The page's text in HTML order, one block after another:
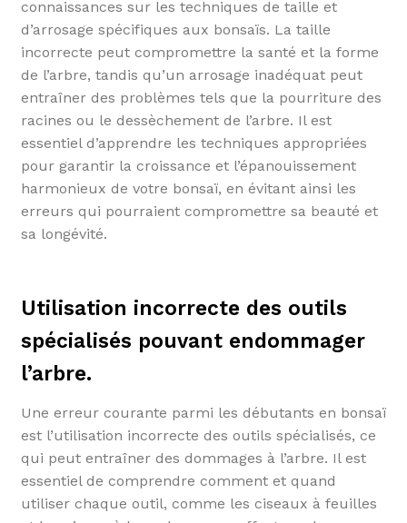
connaissances sur les techniques de taille et
d’arrosage spécifiques aux bonsaïs. La taille
incorrecte peut compromettre la santé et la forme
de l’arbre, tandis qu’un arrosage inadéquat peut
entraîner des problèmes tels que la pourriture des
racines ou le dessèchement de l’arbre. Il est
essentiel d’apprendre les techniques appropriées
pour garantir la croissance et l’épanouissement
harmonieux de votre bonsaï, en évitant ainsi les
erreurs qui pourraient compromettre sa beauté et
sa longévité.
Utilisation incorrecte des outils
spécialisés pouvant endommager
l’arbre.
Une erreur courante parmi les débutants en bonsaï
est l’utilisation incorrecte des outils spécialisés, ce
qui peut entraîner des dommages à l’arbre. Il est
essentiel de comprendre comment et quand
utiliser chaque outil, comme les ciseaux à feuilles